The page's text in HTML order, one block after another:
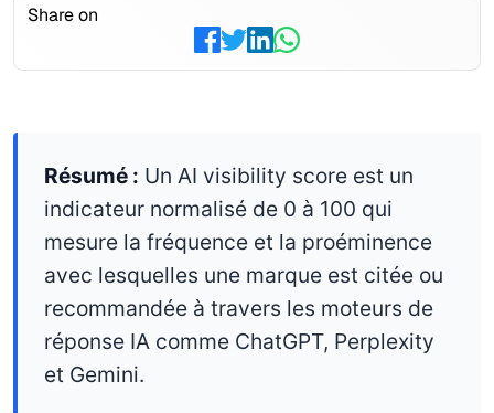
Share on
Résumé : Un AI visibility score est un
indicateur normalisé de 0 à 100 qui
mesure la fréquence et la proéminence
avec lesquelles une marque est citée ou
recommandée à travers les moteurs de
réponse IA comme ChatGPT, Perplexity
et Gemini.